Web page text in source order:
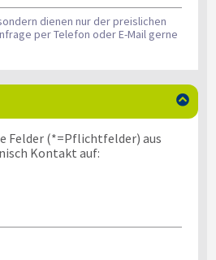
dienen nur der preislichen
per Telefon oder E-Mail gerne

Felder (*=Pflichtfelder) aus
Kontakt auf: